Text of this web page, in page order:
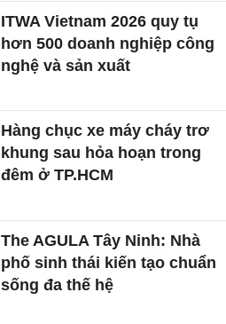
ITWA Vietnam 2026 quy tụ
hơn 500 doanh nghiệp công
nghệ và sản xuất
Hàng chục xe máy cháy trơ
khung sau hỏa hoạn trong
đêm ở TP.HCM
The AGULA Tây Ninh: Nhà
phố sinh thái kiến tạo chuẩn
sống đa thế hệ